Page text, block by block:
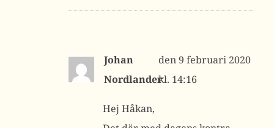
Johan
Nordlander
9 februari 2020
kl. 14:16
Hej Håkan,